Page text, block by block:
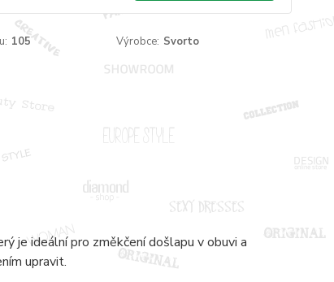
105 Výrobce: Svorto
je ideální pro změkčení došlapu v obuvi a
upravit.